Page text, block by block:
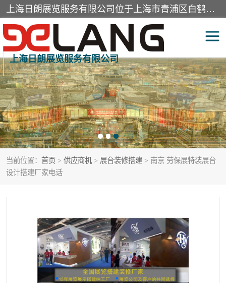
上海日朗展览服务有限公司位于上海市青浦区白鹤镇，营业范围有展览展示会务服务，室内装饰设计及施工，展示道具设计制作，舞台设计，图文设计，灯箱制作，园林绿化工程，广告装潢材料，建筑材料，办公用品，工艺礼品日用百货销售。
上海日朗展览服务有限公司
当前位置： 首页 > 供应商机 > 展台装修搭建 > 南京 劳保展特装展台
设计搭建厂家电话
展台装修搭建 活动会议执行
展厅装修 专柜制作
展会装修设计 展会搭建
活动策划 展会服务